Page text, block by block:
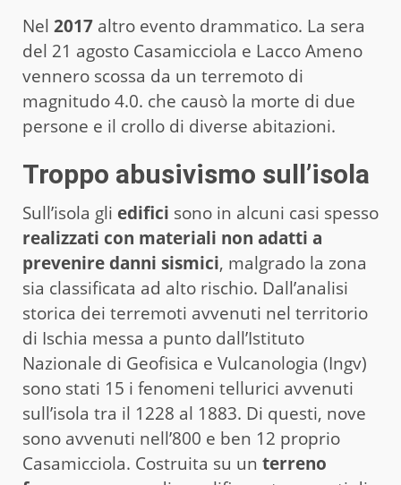
Nel 2017 altro evento drammatico. La sera
del 21 agosto Casamicciola e Lacco Ameno
vennero scossa da un terremoto di
magnitudo 4.0. che causò la morte di due
persone e il crollo di diverse abitazioni.
Troppo abusivismo sull’isola
Sull’isola gli edifici sono in alcuni casi spesso
realizzati con materiali non adatti a
prevenire danni sismici, malgrado la zona
sia classificata ad alto rischio. Dall’analisi
storica dei terremoti avvenuti nel territorio
di Ischia messa a punto dall’Istituto
Nazionale di Geofisica e Vulcanologia (Ingv)
sono stati 15 i fenomeni tellurici avvenuti
sull’isola tra il 1228 al 1883. Di questi, nove
sono avvenuti nell’800 e ben 12 proprio
Casamicciola. Costruita su un terreno